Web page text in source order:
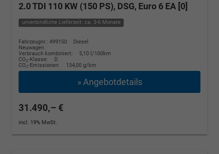
2.0 TDI 110 KW (150 PS), DSG, Euro 6 EA [0]
unverbindliche Lieferzeit: ca. 3-6 Monate
Fahrzeugnr.: 499150
Diesel
Neuwagen
Verbrauch kombiniert:
5,10 l/100km
CO2-Klasse:
D
CO2-Emissionen: 134,00 g/km
» Angebotdetails
31.490,– €
incl. 19% MwSt.